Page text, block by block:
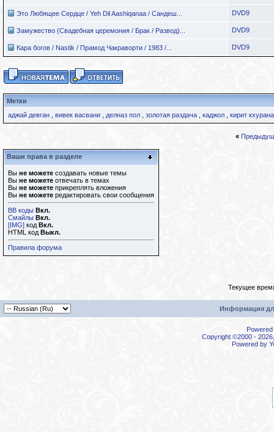
Это Любящее Сердце / Yeh Dil Aashiqanaa / Сандеш... DVD9
Замужество (Свадебная церемония / Брак / Развод)... DVD9
Кара богов / Nastik / Прамод Чакраворти / 1983 /... DVD9
Метки
аджай девган
вивек васвани делназ пол золотая раздача каджол кирит кхурана
«
Ваши права в разделе
Вы не можете создавать новые темы
Вы не можете отвечать в темах
Вы не можете прикреплять вложения
Вы не можете редактировать свои сообщения
BB коды Вкл.
Смайлы Вкл.
[IMG] код Вкл.
HTML код Выкл.
Правила форума
Текущее
Информация
Copyright ©2000 -
Powered by